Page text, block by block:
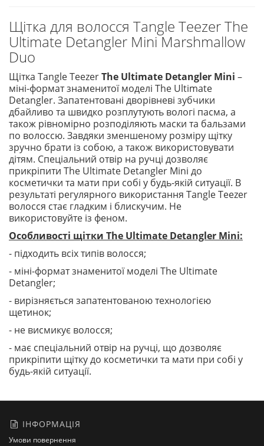
Щітка для волосся Tangle Teezer The
Ultimate Detangler Mini Marshmallow
Duo
Щітка Tangle TeezerThe Ultimate Detangler Mini –
міні-формат знаменитої моделі The Ultimate
Detangler. Запатентовані дворівневі зубчики
дбайливо та швидко розплутують вологі пасма, а
також рівномірно розподіляють маски та бальзами
по волоссю. Завдяки зменшеному розміру щітку
зручно брати із собою, а також використовувати
дітям. Спеціальний отвір на ручці дозволяє
прикріпити The Ultimate Detangler Mini до
косметички та мати при собі у будь-якій ситуації. В
результаті регулярного використання Tangle Teezer
волосся стає гладким і блискучим. Не
використовуйте із феном.
Особливості щітки The Ultimate Detangler Mini:
- підходить всіх типів волосся;
- міні-формат знаменитої моделі The Ultimate
Detangler;
- вирізняється запатентованою технологією
щетинок;
- не висмикує волосся;
- має спеціальний отвір на ручці, що дозволяє
прикріпити щітку до косметички та мати при собі у
будь-якій ситуації.
ІНФОРМАЦІЯ
Умови повернення